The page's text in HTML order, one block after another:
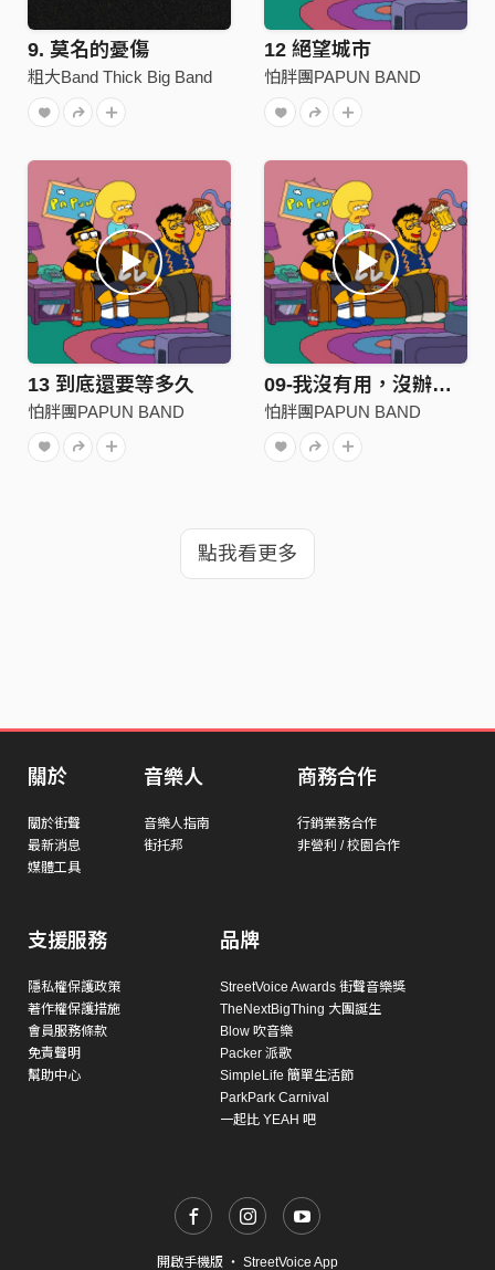
9. 莫名的憂傷
粗大Band Thick Big Band
12 絕望城市
怕胖團PAPUN BAND
13 到底還要等多久
怕胖團PAPUN BAND
09-我沒有用，沒辦法給你想要的生活
怕胖團PAPUN BAND
點我看更多
關於
關於街聲
最新消息
媒體工具
音樂人
音樂人指南
街托邦
商務合作
行銷業務合作
非營利 / 校園合作
支援服務
隱私權保護政策
著作權保護措施
會員服務條款
免責聲明
幫助中心
品牌
StreetVoice Awards 街聲音樂獎
TheNextBigThing 大團誕生
Blow 吹音樂
Packer 派歌
SimpleLife 簡單生活節
ParkPark Carnival
一起比 YEAH 吧
開啟手機版 ・ StreetVoice App